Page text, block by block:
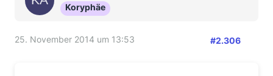
Koryphäe
25. November 2014 um 13:53 #2.306